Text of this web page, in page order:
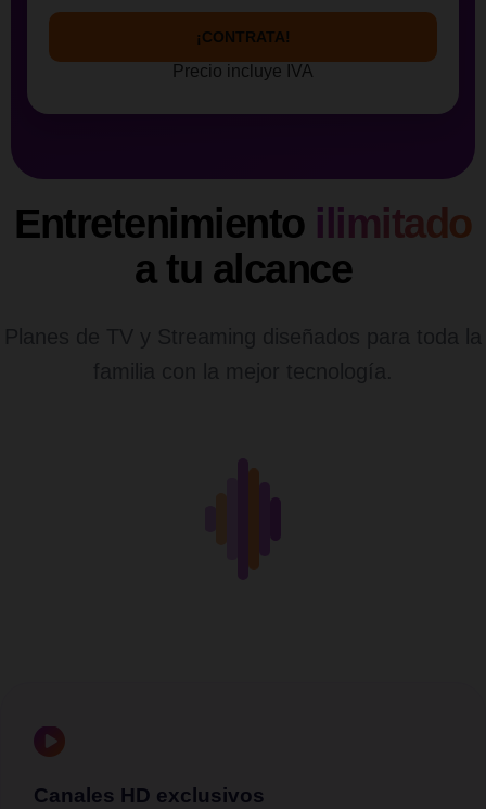
¡CONTRATA!
Precio incluye IVA
Entretenimiento ilimitado
a tu alcance
Canales HD exclusivos